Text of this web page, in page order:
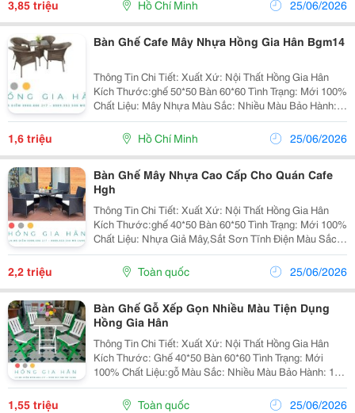
3,85 triệu Hồ Chí Minh 25/06/2026
Bàn Ghế Cafe Mây Nhựa Hồng Gia Hân Bgm14
Thông Tin Chi Tiết: Xuất Xứ: Nội Thất Hồng Gia Hân
Kích Thước:ghế 50*50 Bàn 60*60 Tình Trạng: Mới 100%
Chất Liệu: Mây Nhựa Màu Sắc: Nhiều Màu Bảo Hành:
12 Tháng Đặc Biệt Chúng Tôi Nhận Gia Công Theo Mẫu
Của Khách Hàng. Freeship Với Đơ
1,6 triệu Hồ Chí Minh 25/06/2026
Bàn Ghế Mây Nhựa Cao Cấp Cho Quán Cafe
Hgh
Thông Tin Chi Tiết: Xuất Xứ: Nội Thất Hồng Gia Hân
Kích Thước:ghế 40*50 Bàn 60*50 Tình Trạng: Mới 100%
Chất Liệu: Nhựa Giả Mây,Sắt Sơn Tĩnh Điện Màu Sắc:
Nhiều Màu Bảo Hành: 12 Tháng Đặc Biệt Chúng Tôi
Nhận Gia Công Theo Mẫu Của Khách...
2,2 triệu Toàn quốc 25/06/2026
Bàn Ghế Gỗ Xếp Gọn Nhiều Màu Tiện Dụng
Hồng Gia Hân
Thông Tin Chi Tiết: Xuất Xứ: Nội Thất Hồng Gia Hân
Kích Thước: Ghế 40*50 Bàn 60*60 Tình Trạng: Mới
100% Chất Liệu:gỗ Màu Sắc: Nhiều Màu Bảo Hành: 12
Tháng Đặc Biệt Chúng Tôi Nhận Gia Công Theo Mẫu
Của Khách Hàng. Freeship Với Đơn Hàng...
1,55 triệu Toàn quốc 25/06/2026